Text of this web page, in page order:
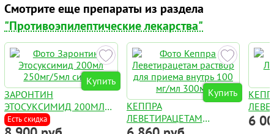
Смотрите еще препараты из раздела
"Противоэпилептические лекарства"
Купить
ЗАРОНТИН
ЭТОСУКСИМИД 200МЛ
250МГ/5МЛ СИРОП
Есть скидка
Купить
КЕППРА
ЛЕВЕТИРАЦЕТАМ
РАСТВОР ДЛЯ ПРИЕМА
6